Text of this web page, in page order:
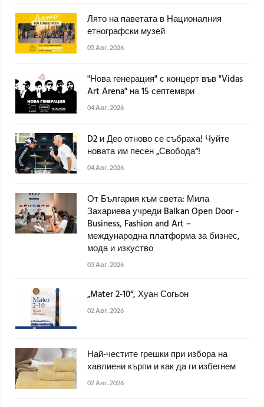
Лято на паветата в Националния
етнографски музей
05 Авг. 2026
"Нова генерация" с концерт във "Vidas
Art Arena" на 15 септември
04 Авг. 2026
D2 и Део отново се събраха! Чуйте
новата им песен „Свобода“!
04 Авг. 2026
От България към света: Мила
Захариева учреди Balkan Open Door -
Business, Fashion and Art –
международна платформа за бизнес,
мода и изкуство
03 Авг. 2026
„Mater 2-10“, Хуан Согьон
02 Авг. 2026
Най-честите грешки при избора на
хавлиени кърпи и как да ги избегнем
02 Авг. 2026